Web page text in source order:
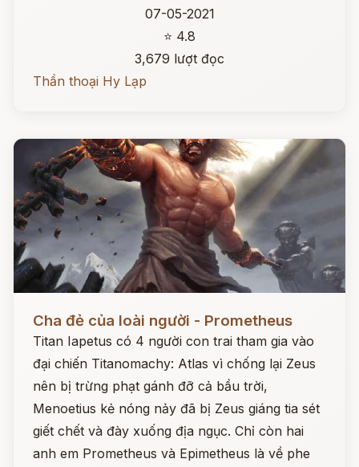
07-05-2021
⭐ 4.8
3,679 lượt đọc
Thần thoại Hy Lạp
Cha đẻ của loài người - Prometheus
Titan Iapetus có 4 người con trai tham gia vào
đại chiến Titanomachy: Atlas vì chống lại Zeus
nên bị trừng phạt gánh đỡ cả bầu trời,
Menoetius kẻ nóng nảy đã bị Zeus giáng tia sét
giết chết và đày xuống địa ngục. Chỉ còn hai
anh em Prometheus và Epimetheus là về phe